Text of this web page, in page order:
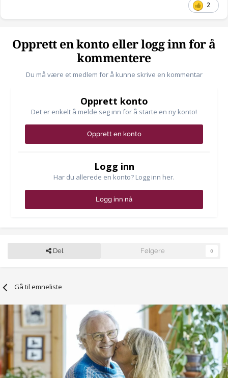
2
Opprett en konto eller logg inn for å
kommentere
Du må være et medlem for å kunne skrive en kommentar
Opprett konto
Det er enkelt å melde seg inn for å starte en ny konto!
Opprett en konto
Logg inn
Har du allerede en konto? Logg inn her.
Logg inn nå
Del Følgere 0
Gå til emneliste